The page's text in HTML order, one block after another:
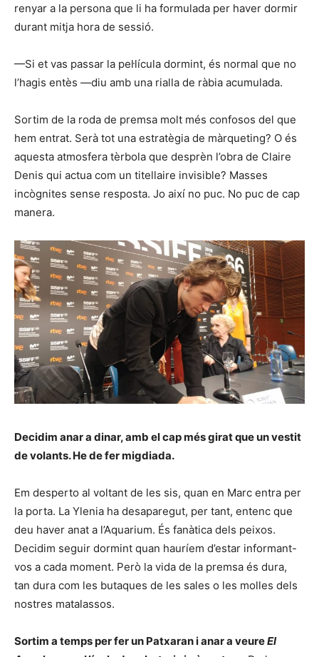
renyar a la persona que li ha formulada per haver dormir
durant mitja hora de sessió.
—Si et vas passar la pel·lícula dormint, és normal que no
l’hagis entès —diu amb una rialla de ràbia acumulada.
Sortim de la roda de premsa molt més confosos del que
hem entrat. Serà tot una estratègia de màrqueting? O és
aquesta atmosfera tèrbola que desprèn l’obra de Claire
Denis qui actua com un titellaire invisible? Masses
incògnites sense resposta. Jo així no puc. No puc de cap
manera.
Decidim anar a dinar, amb el cap més girat que un vestit
de volants. He de fer migdiada.
Em desperto al voltant de les sis, quan en Marc entra per
la porta. La Ylenia ha desaparegut, per tant, entenc que
deu haver anat a l’Aquarium. És fanàtica dels peixos.
Decidim seguir dormint quan hauríem d’estar informant-
vos a cada moment. Però la vida de la premsa és dura,
tan dura com les butaques de les sales o les molles dels
nostres matalassos.
Sortim a temps per fer un Patxaran i anar a veureEl